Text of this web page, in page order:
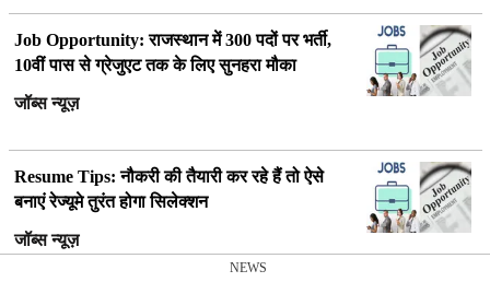
Job Opportunity: राजस्थान में 300 पदों पर भर्ती,
10वीं पास से ग्रेजुएट तक के लिए सुनहरा मौका
जॉब्स न्यूज़
Resume Tips: नौकरी की तैयारी कर रहे हैं तो ऐसे
बनाएं रेज्यूमे तुरंत होगा सिलेक्शन
जॉब्स न्यूज़
NEWS